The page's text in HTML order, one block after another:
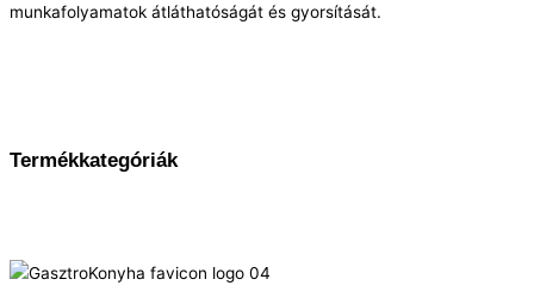
Termékkategóriák
munkafolyamatok átláthatóságát és gyorsítását.